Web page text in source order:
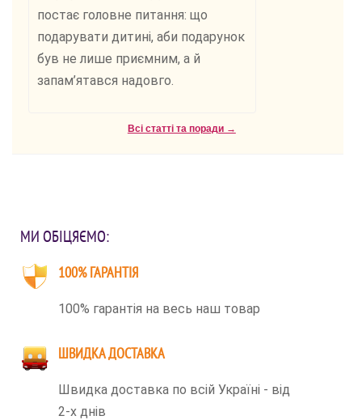
постає головне питання: що
подарувати дитині, аби подарунок
був не лише приємним, а й
запам’ятався надовго.
Всі статті та поради →
МИ ОБІЦЯЄМО:
100% ГАРАНТІЯ
100% гарантія на весь наш товар
ШВИДКА ДОСТАВКА
Швидка доставка по всій Україні - від
2-х днів